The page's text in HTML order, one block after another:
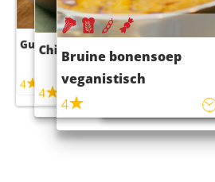
Guacamole
4
Chili con carne
4 45m
Bruine bonensoep
veganistisch
4
Sushi rijstsalade
maaltijdsalade
4